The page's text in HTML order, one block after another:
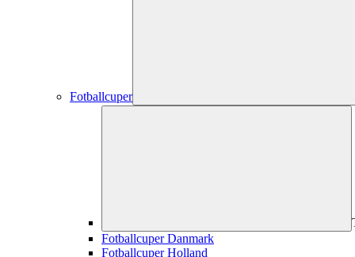
Fotballcuper
Fotballcuper Danmark
Fotballcuper Holland